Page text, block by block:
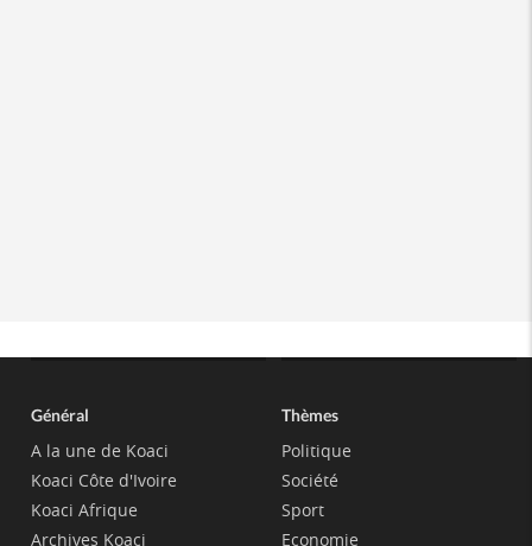
Général
A la une de Koaci
Koaci Côte d'Ivoire
Koaci Afrique
Archives Koaci
Thèmes
Politique
Société
Sport
Economie